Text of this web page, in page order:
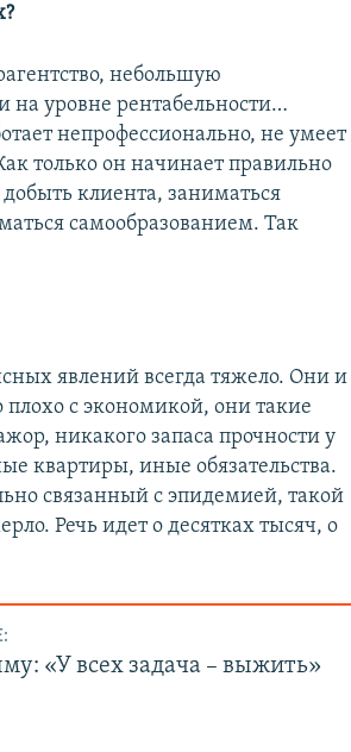
небольшую
уровне рентабельности…
непрофессионально, не умеет
только он начинает правильно
клиента, заниматься
самообразованием. Так
явлений всегда тяжело. Они и
плохо с экономикой, они такие
никакого запаса прочности у
квартиры, иные обязательства.
связанный с эпидемией, такой
Речь идет о десятках тысяч, о
«У всех задача – выжить»